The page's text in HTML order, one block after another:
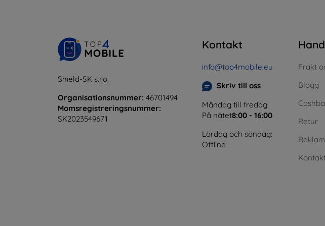
Shield-SK s.r.o.
Organisationsnummer: 46701494
Momsregistreringsnummer:
SK2023549671
Kontakt
info@top4mobile.eu
Skriv till oss
Måndag till fredag:
På nätet8:00 - 16:00
Lördag och söndag:
Offline
Frakt
Blogg
Retur